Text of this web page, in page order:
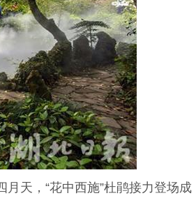
天，“花中西施”杜鹃接力登场成